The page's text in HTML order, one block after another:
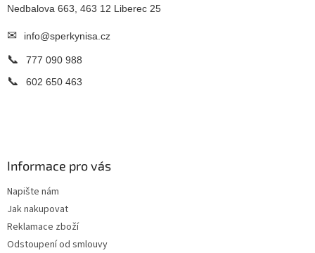
Nedbalova 663, 463 12 Liberec 25
✉ info@sperkynisa.cz
📞 777 090 988
📞 602 650 463
Informace pro vás
Napište nám
Jak nakupovat
Reklamace zboží
Odstoupení od smlouvy